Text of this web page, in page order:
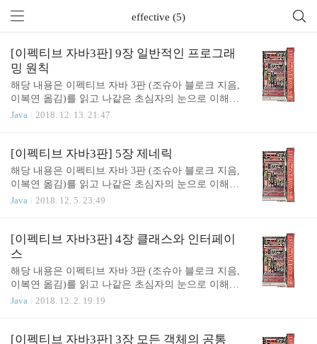
effective (5)
[이펙티브 자바3판] 9장 일반적인 프로그래
밍 원칙
해당 내용은 이펙티브 자바 3판 (조슈아 블로크 지음,
이복연 옮김)를 읽고 나같은 초심자의 눈으로 이해한
내용을 정리해보았다.이전 장은 아직 정리가 덜 끝나
(인터페이스화에 대한 고찰, 컴파일러의 문자열연산
최적화 등) 9장의 아이템 목록지역변수의 범위를 최
소화하라전통적인 for문보다는 foreach문을 사용하여
라라이브러리를 익히고 사용하라정확한 답이 필요하
다면 float와 double은 피하라박싱된 기본 타입보다는
열 사용을 피하라문자열 연결은 느리니 주의하라객
체는 인터페이스를 사용해 참조하라리플렉션보다는
인터페이스를 사용하라네이티브 메소드는 신중히 ..
Java 2018. 12. 13. 21:47
[이펙티브 자바3판] 5장 제네릭
해당 내용은 이펙티브 자바 3판 (조슈아 블로크 지음,
이복연 옮김)를 읽고 나같은 초심자의 눈으로 이해한
내용을 정리해보았다. 제네릭 자체를 공부좀 해봐야
라배열보다는 리스트를 사용하라이왕이면 제네릭 타
입으로 만들어라이왕이면 제네릭 메소드로 만들어라
한정적 와일드카드를 사용해 API 유연성을 높여라제
네릭과 가변인수를 함께 쓸 때는 신중해라타입 안전
이종 컨테이너를 고려하라서문제네릭은 jdk1.5 부터
사용할 수 있다. 제네릭을 지원하기 전에는 컬렉션에
는 제네릭을 사용하면 컬렉션에 담을 수 있는 타입을
Java 2018. 12. 5. 23:49
[이펙티브 자바3판] 4장 클래스와 인터페이
스
해당 내용은 이펙티브 자바 3판 (조슈아 블로크 지음,
이복연 옮김)를 읽고 나같은 초심자의 눈으로 이해한
내용을 정리해보았다. 책에 있는 내용을 기반으로 썼
터는 조금 더 많이 요약해서 기술할 것이며, 코드예
Java 2018. 12. 2. 19:19
[이펙티브 자바3판] 3장 모든 객체의 공통